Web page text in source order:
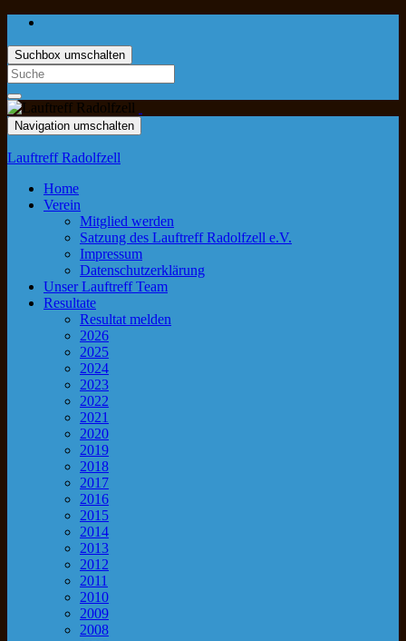
Suchbox umschalten
Navigation umschalten
Lauftreff Radolfzell
Home
Verein
Mitglied werden
Satzung des Lauftreff Radolfzell e.V.
Impressum
Datenschutzerklärung
Unser Lauftreff Team
Resultate
Resultat melden
2026
2025
2024
2023
2022
2021
2020
2019
2018
2017
2016
2015
2014
2013
2012
2011
2010
2009
2008